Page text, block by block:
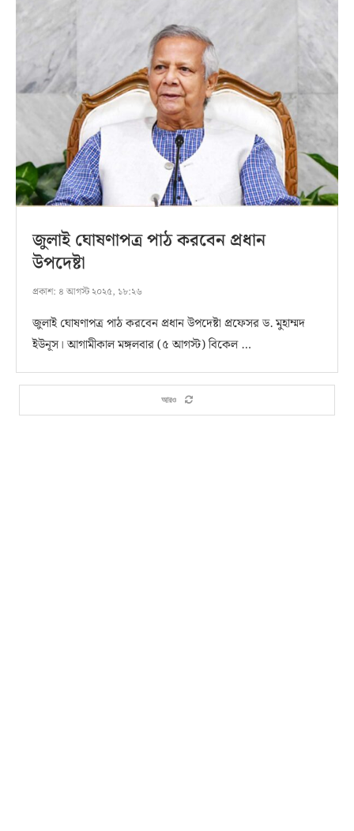
জুলাই ঘোষণাপত্র পাঠ করবেন প্রধান
উপদেষ্টা
প্রকাশ: ৪ আগস্ট ২০২৫, ১৮:২৬
জুলাই ঘোষণাপত্র পাঠ করবেন প্রধান উপদেষ্টা প্রফেসর ড. মুহাম্মদ
ইউনূস। আগামীকাল মঙ্গলবার (৫ আগস্ট) বিকেল …
আরও